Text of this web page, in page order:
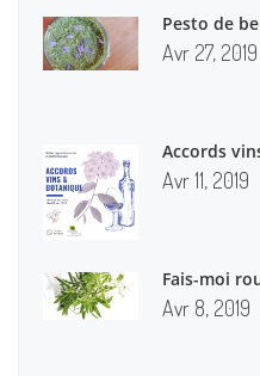
Pesto de
Avr 27, 2019
Accords
Avr 11, 2019
Fais-moi
Avr 8, 2019